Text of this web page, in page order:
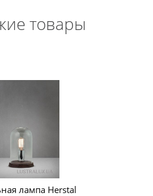
товары
лампа Herstal